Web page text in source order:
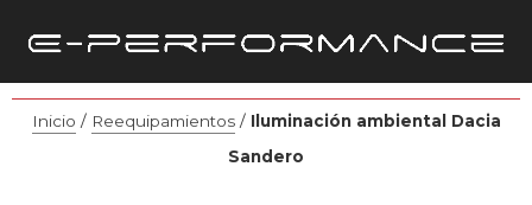
Inicio / Reequipamientos/ Iluminación ambiental Dacia
Sandero